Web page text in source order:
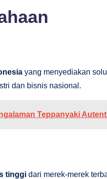
yang menyediakan
dan bisnis nasional.
Teppanyaki
tinggi dari merek-merek